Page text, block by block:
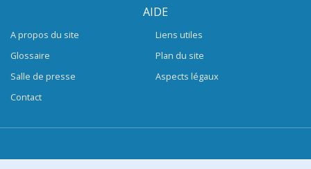
AIDE
A propos du site
Glossaire
Salle de presse
Contact
Liens utiles
Plan du site
Aspects légaux